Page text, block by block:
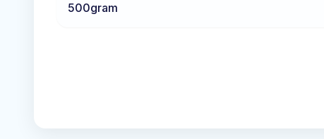
500gram